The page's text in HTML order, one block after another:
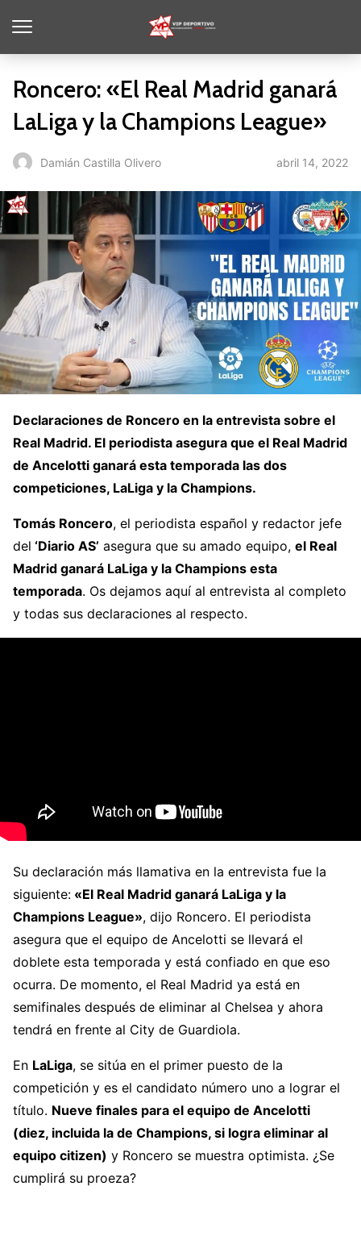
Roncero: «El Real Madrid ganará
LaLiga y la Champions League»
Damián Castilla Olivero abril 14, 2022
Declaraciones de Roncero en la entrevista sobre el
Real Madrid. El periodista asegura que el Real Madrid
de Ancelotti ganará esta temporada las dos
competiciones, LaLiga y la Champions.
Tomás Roncero, el periodista español y redactor jefe
del ‘Diario AS’ asegura que su amado equipo, el Real
Madrid ganará LaLiga y la Champions esta
temporada. Os dejamos aquí al entrevista al completo
y todas sus declaraciones al respecto.
Su declaración más llamativa en la entrevista fue la
siguiente: «El Real Madrid ganará LaLiga y la
Champions League», dijo Roncero. El periodista
asegura que el equipo de Ancelotti se llevará el
doblete esta temporada y está confiado en que eso
ocurra. De momento, el Real Madrid ya está en
semifinales después de eliminar al Chelsea y ahora
tendrá en frente al City de Guardiola.
En LaLiga, se sitúa en el primer puesto de la
competición y es el candidato número uno a lograr el
título. Nueve finales para el equipo de Ancelotti
(diez, incluida la de Champions, si logra eliminar al
equipo citizen) y Roncero se muestra optimista. ¿Se
cumplirá su proeza?